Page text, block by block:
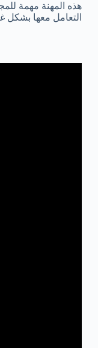
هذه المهنة مهمة
التعامل معها بشكل